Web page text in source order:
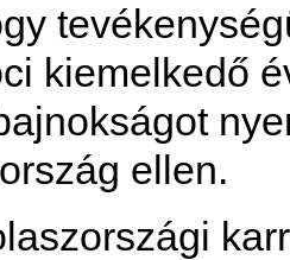
kiemelkedő
ellen.